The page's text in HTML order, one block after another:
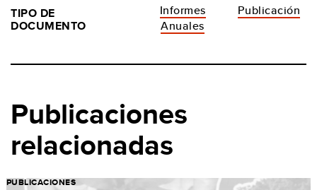
TIPO DE
DOCUMENTO
Informes
Anuales
Publicación
Publicaciones
relacionadas
PUBLICACIONES